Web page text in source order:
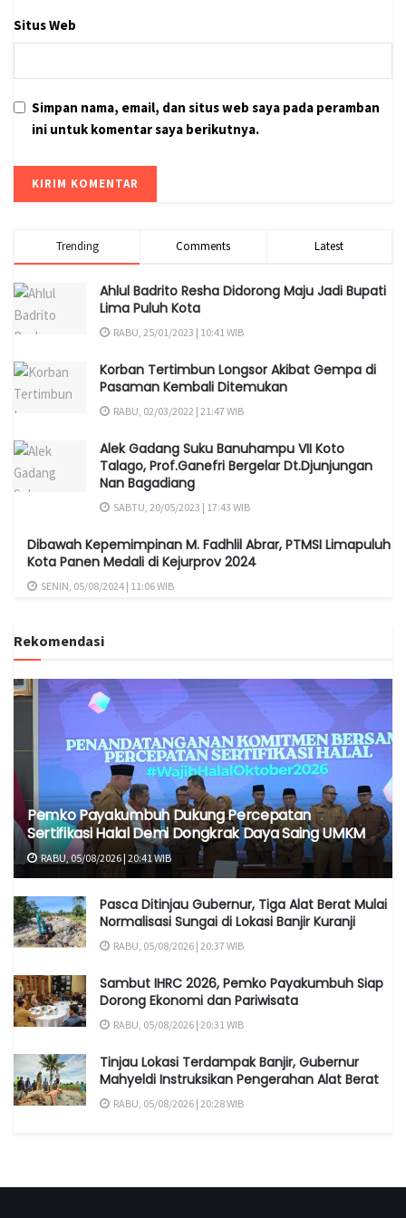
Tenis Meja
Situs Web
Simpan nama, email, dan situs web saya pada peramban
ini untuk komentar saya berikutnya.
Trending Comments Latest
Ahlul Badrito Resha Didorong Maju Jadi Bupati
Lima Puluh Kota
RABU, 25/01/2023 | 10:41 WIB
Korban Tertimbun Longsor Akibat Gempa di
Pasaman Kembali Ditemukan
RABU, 02/03/2022 | 21:47 WIB
Alek Gadang Suku Banuhampu VII Koto
Talago, Prof.Ganefri Bergelar Dt.Djunjungan
Nan Bagadiang
SABTU, 20/05/2023 | 17:43 WIB
Dibawah Kepemimpinan M. Fadhlil Abrar, PTMSI Limapuluh
Kota Panen Medali di Kejurprov 2024
SENIN, 05/08/2024 | 11:06 WIB
Rekomendasi
Pemko Payakumbuh Dukung Percepatan
Sertifikasi Halal Demi Dongkrak Daya Saing UMKM
RABU, 05/08/2026 | 20:41 WIB
Pasca Ditinjau Gubernur, Tiga Alat Berat Mulai
Normalisasi Sungai di Lokasi Banjir Kuranji
RABU, 05/08/2026 | 20:37 WIB
Sambut IHRC 2026, Pemko Payakumbuh Siap
Dorong Ekonomi dan Pariwisata
RABU, 05/08/2026 | 20:31 WIB
Tinjau Lokasi Terdampak Banjir, Gubernur
Mahyeldi Instruksikan Pengerahan Alat Berat
RABU, 05/08/2026 | 20:28 WIB